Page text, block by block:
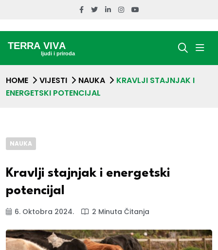
HOME VIJESTI NAUKA
KRAVLJI STAJNJAK I
ENERGETSKI POTENCIJAL
NAUKA
Kravlji stajnjak i energetski
potencijal
6. Oktobra 2024. 2 Minuta Čitanja